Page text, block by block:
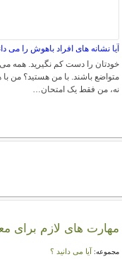
آیا نشانه های افراد باهوش را می
خودتان را دست کم نگیرید. همه می
متواضع باشند. با من هستید؟ من
نه، من فقط یک امتحان…
مهارت های لازم برای
مجموعه: آیا می دانید ؟